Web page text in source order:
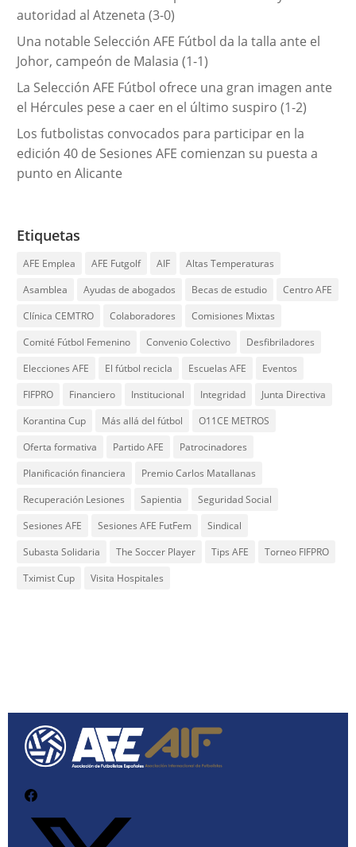
autoridad al Atzeneta (3-0)
Una notable Selección AFE Fútbol da la talla ante el
Johor, campeón de Malasia (1-1)
La Selección AFE Fútbol ofrece una gran imagen ante
el Hércules pese a caer en el último suspiro (1-2)
Los futbolistas convocados para participar en la
edición 40 de Sesiones AFE comienzan su puesta a
punto en Alicante
Etiquetas
AFE Emplea AFE Futgolf AIF
Altas Temperaturas
Asamblea
Ayudas de abogados Becas de estudio
Centro AFE
Clínica CEMTRO
Colaboradores
Comisiones Mixtas
Comité Fútbol Femenino
Convenio Colectivo
Desfibriladores
Elecciones AFE
El fútbol recicla Escuelas AFE
Eventos
FIFPRO
Financiero Institucional Integridad
Junta Directiva
Korantina Cup
Más allá del fútbol
O11CE METROS
Oferta formativa
Partido AFE
Patrocinadores
Planificación financiera
Premio Carlos Matallanas
Recuperación Lesiones
Sapientia
Seguridad Social
Sesiones AFE
Sesiones AFE FutFem
Sindical
Subasta Solidaria
The Soccer Player Tips AFE
Torneo FIFPRO
Tximist Cup
Visita Hospitales